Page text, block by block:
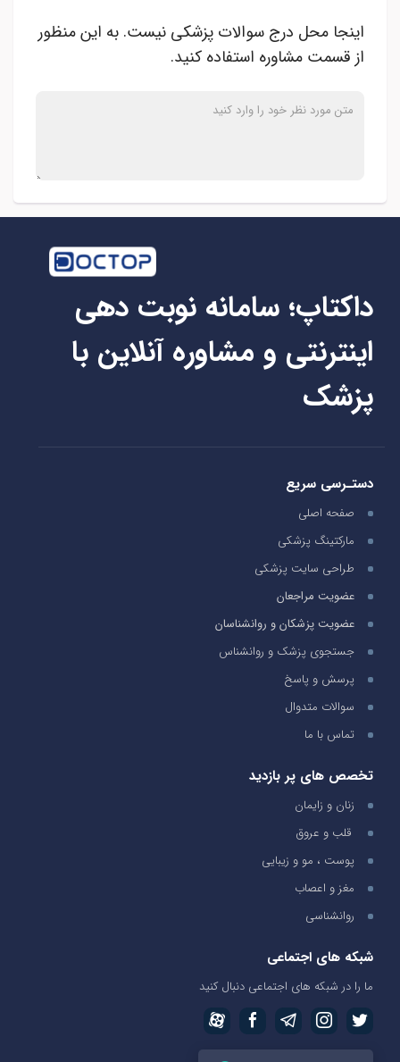
اینجا محل درج سوالات پزشکی نیست. به این منظور
از قسمت مشاوره استفاده کنید.
داکتاپ؛ سامانه نوبت دهی
اینترنتی و مشاوره آنلاین با
پزشک
دستـرسی سریع
صفحه اصلی
مارکتینگ پزشکی
طراحی سایت پزشکی
عضویت مراجعان
عضویت پزشکان و روانشناسان
جستجوی پزشک و روانشناس
پرسش و پاسخ
سوالات متدوال
تماس با ما
تخصص های پر بازدید
زنان و زایمان
قلب و عروق
پوست ، مو و زیبایی
مغز و اعصاب
روانشناسی
شبکه های اجتماعی
ما را در شبکه های اجتماعی دنبال کنید